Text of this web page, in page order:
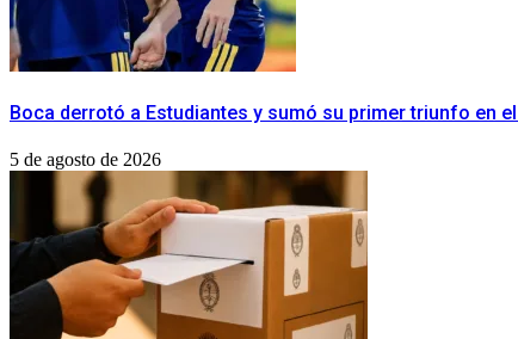
Boca derrotó a Estudiantes y sumó su primer triunfo en
5 de agosto de 2026